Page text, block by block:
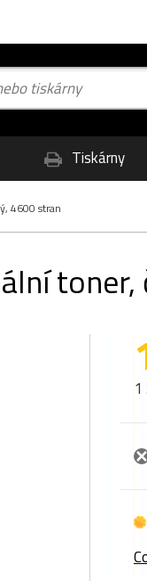
Tiskárny
4600 stran